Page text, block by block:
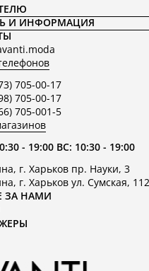
И ИНФОРМАЦИЯ
705-00-17
705-00-17
705-001-5
- 19:00 ВС: 10:30 - 19:00
г. Харьков пр. Науки, 3
г. Харьков ул. Сумская, 112
ЗА НАМИ